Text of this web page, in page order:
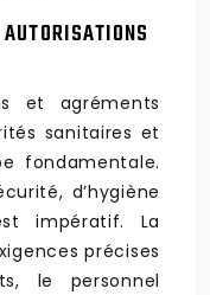
et agréments
sanitaires et
fondamentale.
d’hygiène
impératif. La
précises
le personnel